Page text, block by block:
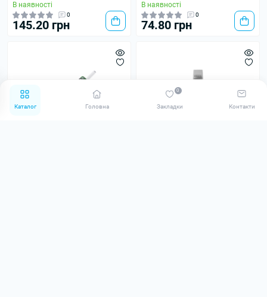
Каталог Головна Закладки
0
Контакти
В наявності
0
145.20 грн
В наявності
0
74.80 грн